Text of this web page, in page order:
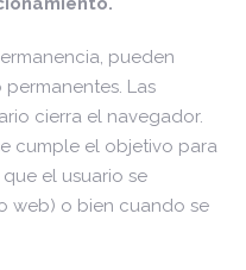
pueden
Las
cierra el navegador.
cumple el objetivo para
el usuario se
web) o bien cuando se